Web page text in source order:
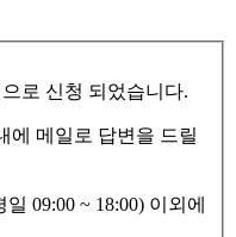
로 신청 되었습니다.
에 메일로 답변을 드릴
09:00 ~ 18:00) 이외에